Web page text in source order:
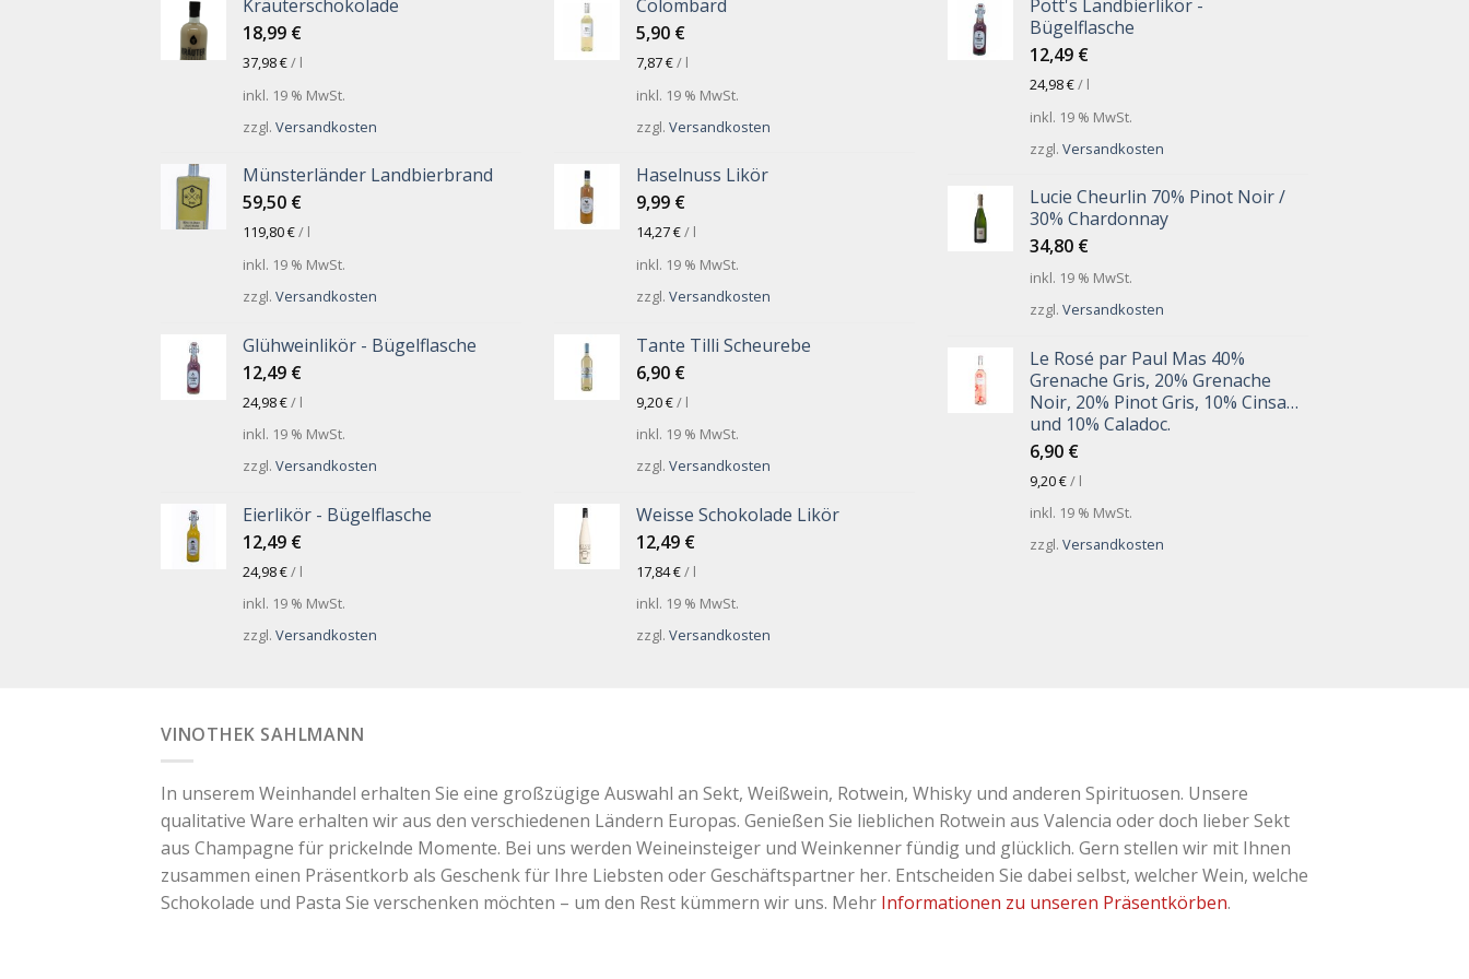
Kräuterschokolade
18,99 €
37,98€/ l
inkl. 19 % MwSt.
zzgl. Versandkosten
Münsterländer Landbierbrand
59,50 €
119,80€/ l
inkl. 19 % MwSt.
zzgl. Versandkosten
Glühweinlikör - Bügelflasche
12,49 €
24,98€/ l
inkl. 19 % MwSt.
zzgl. Versandkosten
Eierlikör - Bügelflasche
12,49 €
24,98€/ l
inkl. 19 % MwSt.
zzgl. Versandkosten
Colombard
5,90 €
7,87€/ l
inkl. 19 % MwSt.
zzgl. Versandkosten
Haselnuss Likör
9,99 €
14,27€/ l
inkl. 19 % MwSt.
zzgl. Versandkosten
Tante Tilli Scheurebe
6,90 €
9,20€/ l
inkl. 19 % MwSt.
zzgl. Versandkosten
Weisse Schokolade Likör
12,49 €
17,84€/ l
inkl. 19 % MwSt.
zzgl. Versandkosten
Pott's Landbierlikör -
Bügelflasche
12,49 €
24,98€/ l
inkl. 19 % MwSt.
zzgl. Versandkosten
Lucie Cheurlin 70% Pinot Noir /
30% Chardonnay
34,80 €
inkl. 19 % MwSt.
zzgl. Versandkosten
Le Rosé par Paul Mas 40%
Grenache Gris, 20% Grenache
Noir, 20% Pinot Gris, 10% Cinsault
und 10% Caladoc.
6,90 €
9,20€/ l
inkl. 19 % MwSt.
zzgl. Versandkosten
VINOTHEK SAHLMANN
In unserem Weinhandel erhalten Sie eine großzügige Auswahl an Sekt, Weißwein, Rotwein, Whisky und anderen Spirituosen. Unsere
qualitative Ware erhalten wir aus den verschiedenen Ländern Europas. Genießen Sie lieblichen Rotwein aus Valencia oder doch lieber Sekt
aus Champagne für prickelnde Momente. Bei uns werden Weineinsteiger und Weinkenner fündig und glücklich. Gern stellen wir mit Ihnen
zusammen einen Präsentkorb als Geschenk für Ihre Liebsten oder Geschäftspartner her. Entscheiden Sie dabei selbst, welcher Wein, welche
Schokolade und Pasta Sie verschenken möchten – um den Rest kümmern wir uns. Mehr Informationen zu unseren Präsentkörben.